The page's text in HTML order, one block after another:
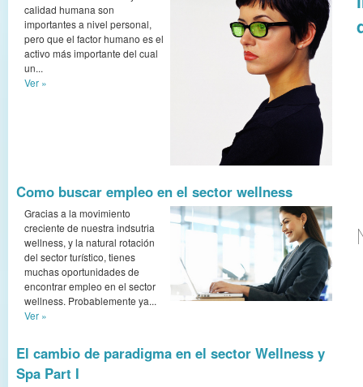
calidad humana son
importantes a nivel personal,
pero que el factor humano es el
activo más importante del cual
un...
Ver »
Como buscar empleo en el sector wellness
Gracias a la movimiento
creciente de nuestra indsutria
wellness, y la natural rotación
del sector turístico, tienes
muchas oportunidades de
encontrar empleo en el sector
wellness. Probablemente ya...
Ver »
El cambio de paradigma en el sector Wellness y
Spa Part I